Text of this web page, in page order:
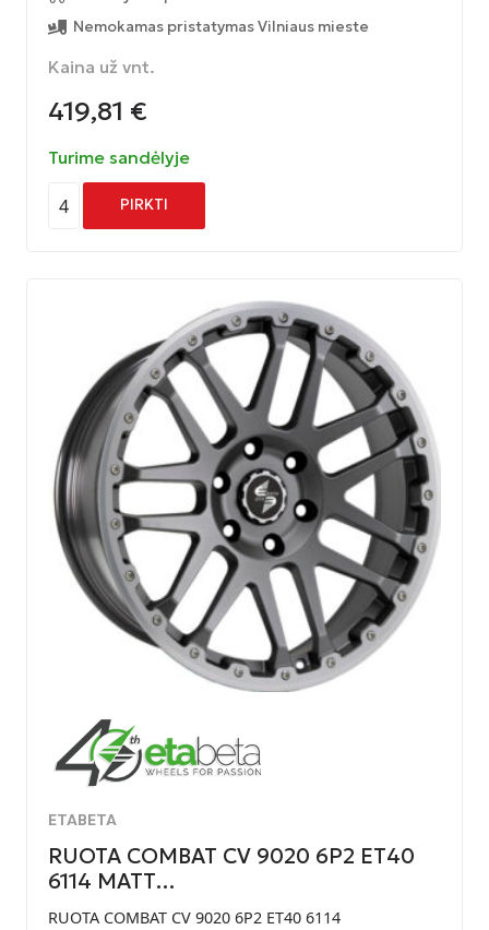
Nemokamas pristatymas Vilniaus mieste
Kaina už vnt.
419,81 €
Turime sandėlyje
4 PIRKTI
ETABETA
RUOTA COMBAT CV 9020 6P2 ET40
6114 MATT…
RUOTA COMBAT CV 9020 6P2 ET40 6114